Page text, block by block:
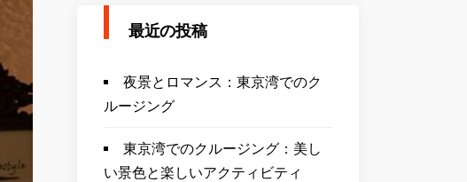
最近の投稿
夜景とロマンス：東京湾でのク
ルージング
東京湾でのクルージング：美し
い景色と楽しいアクティビティ